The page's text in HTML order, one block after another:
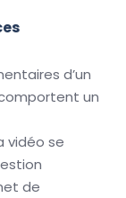
d’un
un
vidéo se
de